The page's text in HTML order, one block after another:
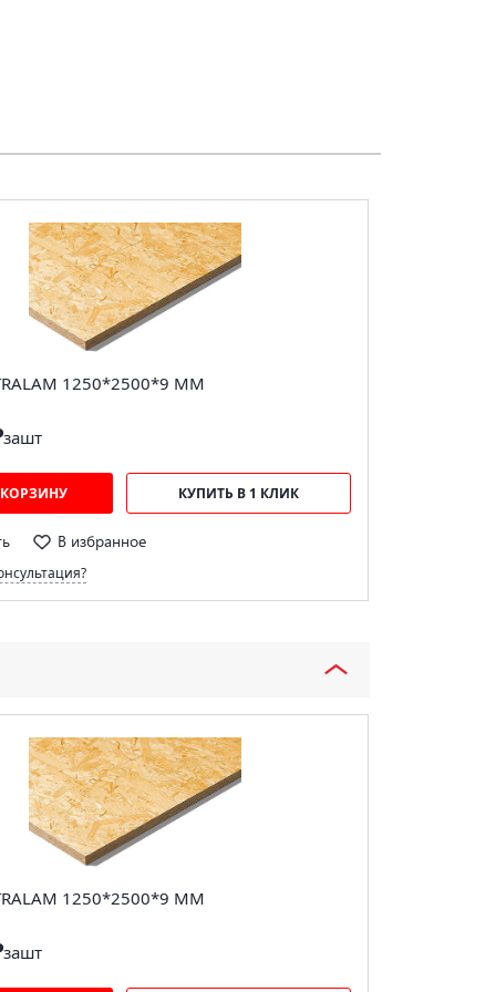
1250*2500*9 ММ
зашт
КУПИТЬ В 1 КЛИК
В избранное
1250*2500*9 ММ
зашт